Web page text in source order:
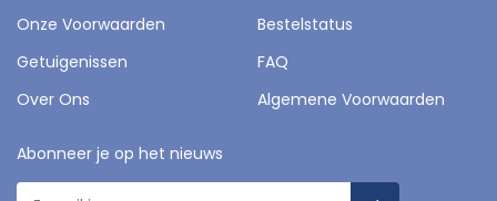
Onze Voorwaarden
Bestelstatus
Getuigenissen
FAQ
Over Ons
Algemene Voorwaarden
Abonneer je op het nieuws